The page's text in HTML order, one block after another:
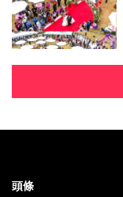
頭條